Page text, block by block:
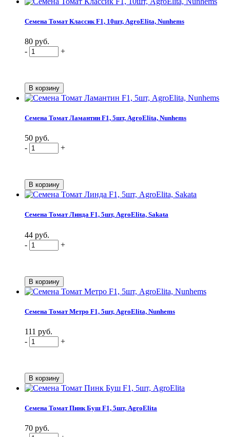
Семена Томат Классик F1, 10шт, AgroElita, Nunhems
80 руб.
-
+
Семена Томат Ламантин F1, 5шт, AgroElita, Nunhems
50 руб.
-
+
Семена Томат Линда F1, 5шт, AgroElita, Sakata
44 руб.
-
+
Семена Томат Метро F1, 5шт, AgroElita, Nunhems
111 руб.
-
+
Семена Томат Пинк Буш F1, 5шт, AgroElita
70 руб.